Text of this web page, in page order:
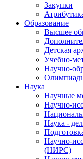
Закупки
Образование
Высшее
Детская
Учебно-
Научно-
Наука
Научные
Научно-
Наука -
Научно-
(НИРС)